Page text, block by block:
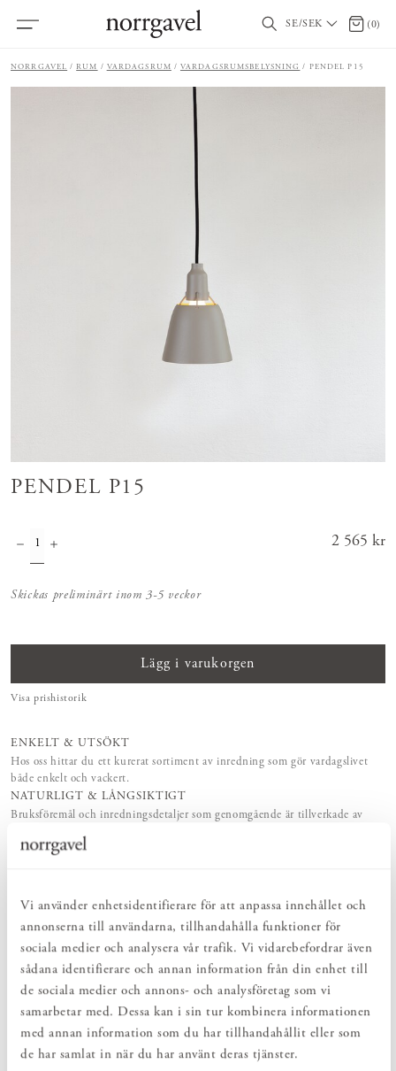
Vi använder enhetsidentifierare för att anpassa innehållet och
annonserna till användarna, tillhandahålla funktioner för
sociala medier och analysera vår trafik. Vi vidarebefordrar även
sådana identifierare och annan information från din enhet till
de sociala medier och annons- och analysföretag som vi
samarbetar med. Dessa kan i sin tur kombinera informationen
med annan information som du har tillhandahållit eller som
de har samlat in när du har använt deras tjänster.
SE/SEK 0 (0)
NORRGAVEL RUM VARDAGSRUM VARDAGSRUMSBELYSNING PENDEL P15
PENDEL P15
Pris:
2 565 kr
Skickas preliminärt inom 3-5 veckor
Lägg i varukorgen
Visa prishistorik
ENKELT & UTSÖKT
Hos oss hittar du ett kurerat sortiment av inredning som gör vardagslivet
både enkelt och vackert.
NATURLIGT & LÅNGSIKTIGT
Bruksföremål och inredningsdetaljer som genomgående är tillverkade av
HARMONISK HELHET
PRODUKTBESKRIVNING
Diskret pendel som bidrar med ett stilrent och samtidigt tidlöst
modernt uttryck till rummet. Pendel P 656-15 från Zlampger helt
bländfritt ljus med endast halvljus upptill som gör att lampan
plåt. Serien skulle lika gärna kunna döpas till "V" eftersom plåten
till lampan är den samma som Volvo-bilar tillverkas av.